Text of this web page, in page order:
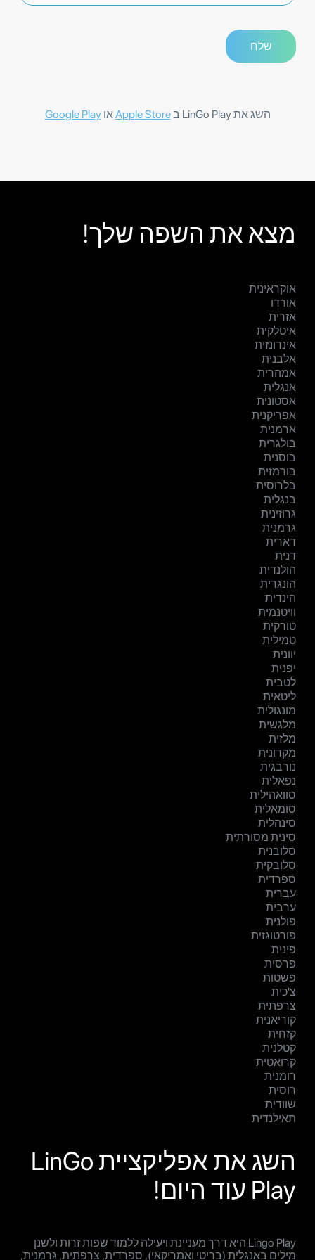
השג את LinGo Play ב Apple StoreאוGoogle Play
מצא את השפה שלך!
אוקראינית
אורדו
אזרית
איטלקית
אינדונזית
אלבנית
אמהרית
אנגלית
אסטונית
אפריקנית
ארמנית
בולגרית
בוסנית
בורמזית
בלרוסית
בנגלית
גרוזינית
גרמנית
דארית
דנית
הולנדית
הונגרית
הינדית
וויטנמית
טורקית
טמילית
יוונית
יפנית
לטבית
ליטאית
מונגולית
מלגשית
מלזית
מקדונית
נורבגית
נפאלית
סוואהילית
סומאלית
סינהלית
סינית מסורתית
סלובנית
סלובקית
ספרדית
עברית
ערבית
פולנית
פורטוגזית
פינית
פרסית
פשטות
צ'כית
צרפתית
קוריאנית
קזחית
קטלנית
קרואטית
רומנית
רוסית
שוודית
תאילנדית
השג את אפליקציית LinGo
Play עוד היום!
Lingo Play היא דרך מעניינת ויעילה ללמוד שפות זרות ולשנן
מילים באנגלית (בריטי ואמריקאי), ספרדית, צרפתית, גרמנית,